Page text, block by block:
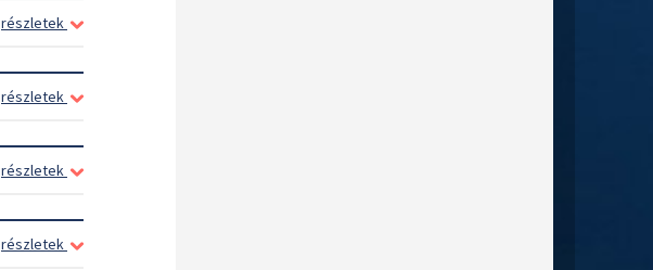
részletek
részletek
részletek
részletek